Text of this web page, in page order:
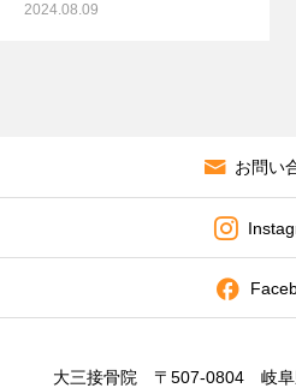
2024.08.09
お問い
大三接骨院 〒507-0804 岐阜